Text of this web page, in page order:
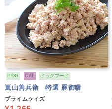
DOG CAT ドッグフード
嵐山善兵衛 特選 豚御膳
プライムケイズ